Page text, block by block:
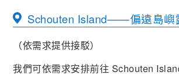
Schouten Island——偏遠島嶼
（依需求提供接駁）
我們可依需求安排前往 Schouten